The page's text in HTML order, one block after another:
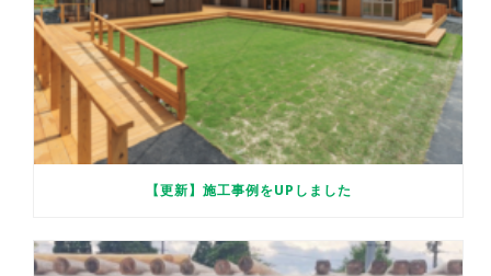
【更新】施工事例をUPしました